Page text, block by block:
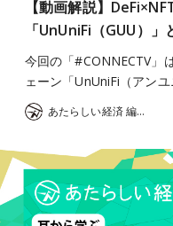
【動画解説】
「UnUniFi（GUU）
今回の「#CONNECTV」
ェーン「UnUniFi（アン
あたらしい経済 編集部